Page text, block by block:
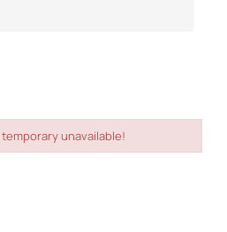
unavailable!